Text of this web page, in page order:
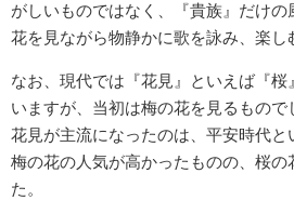
がしいものではなく、『貴族』だけ
花を見ながら物静かに歌を詠み、楽し
なお、現代では『花見』といえば『
いますが、当初は梅の花を見るもの
花見が主流になったのは、平安時代と
梅の花の人気が高かったものの、桜の
た。